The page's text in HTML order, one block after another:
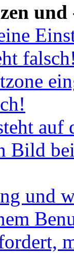
und
Bild
und